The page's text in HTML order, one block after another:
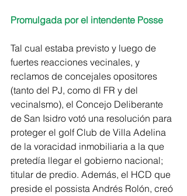
Promulgada por el intendente Posse
Tal cual estaba previsto y luego de
fuertes reacciones vecinales, y
reclamos de concejales opositores
(tanto del PJ, como dl FR y del
vecinalsmo), el Concejo Deliberante
de San Isidro votó una resolución para
proteger el golf Club de Villa Adelina
de la voracidad inmobiliaria a la que
pretedía llegar el gobierno nacional;
titular de predio. Además, el HCD que
preside el possista Andrés Rolón, creó